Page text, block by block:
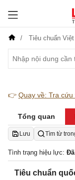
Tiêu chuẩn Việt
👉 Quay về: Tra
Tổng quan
Lưu Tìm từ
Tình trạng hiệu lực:
Tiêu chuẩn